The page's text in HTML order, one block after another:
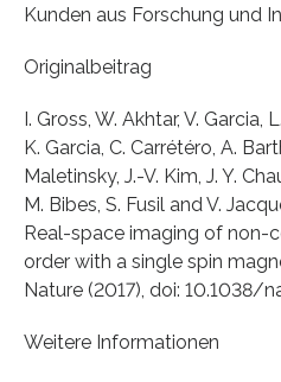
Kunden aus Forschung und
Originalbeitrag
I. Gross, W. Akhtar, V. Garcia,
K. Garcia, C. Carrétéro, A.
Maletinsky, J.-V. Kim, J. Y.
M. Bibes, S. Fusil and V.
Real-space imaging of non-
order with a single spin
Nature (2017), doi: 10.1038/
Weitere Informationen